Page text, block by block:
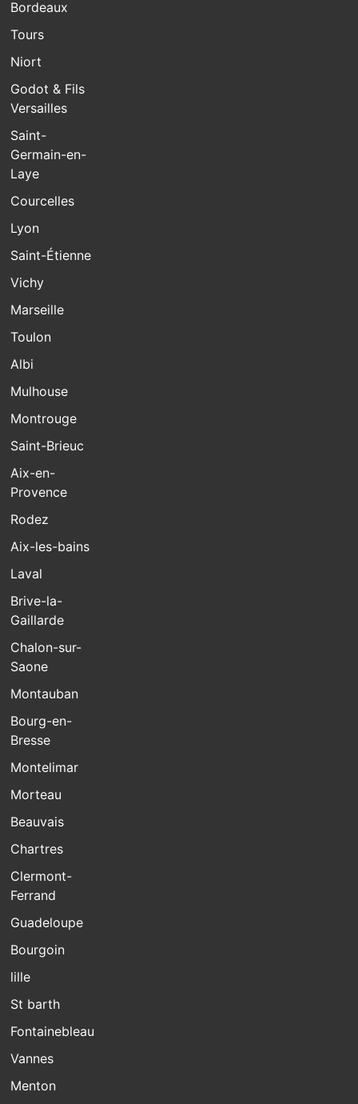
Bordeaux
Tours
Niort
Godot & Fils
Versailles
Saint-
Germain-en-
Laye
Courcelles
Lyon
Saint-Étienne
Vichy
Marseille
Toulon
Albi
Mulhouse
Montrouge
Saint-Brieuc
Aix-en-
Provence
Rodez
Aix-les-bains
Laval
Brive-la-
Gaillarde
Chalon-sur-
Saone
Montauban
Bourg-en-
Bresse
Montelimar
Morteau
Beauvais
Chartres
Clermont-
Ferrand
Guadeloupe
Bourgoin
lille
St barth
Fontainebleau
Vannes
Menton